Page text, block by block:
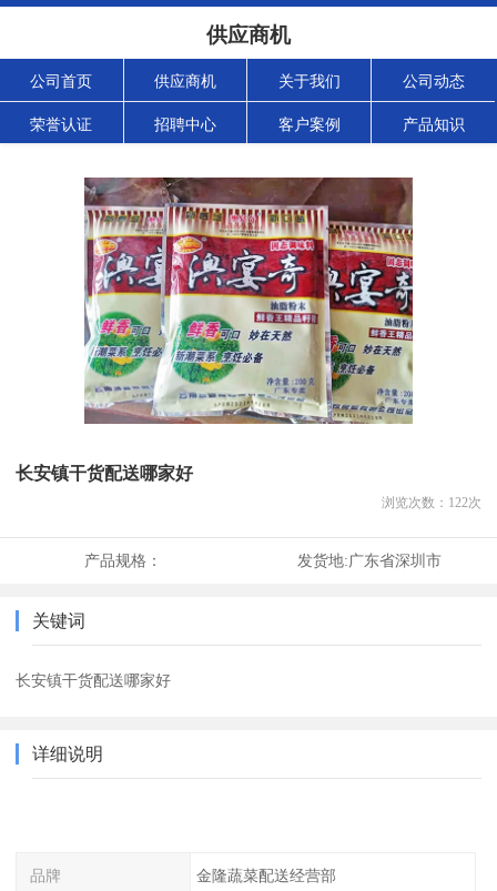
供应商机
公司首页 供应商机 关于我们 公司动态
荣誉认证 招聘中心 客户案例 产品知识
长安镇干货配送哪家好
浏览次数： 122次
产品规格： 发货地:广东省深圳市
关键词
长安镇干货配送哪家好
详细说明
品牌 金隆蔬菜配送经营部